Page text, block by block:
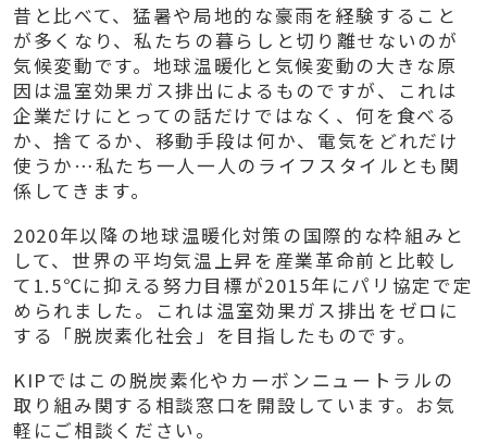
昔と比べて、猛暑や局地的な豪雨を経験すること
が多くなり、私たちの暮らしと切り離せないのが
気候変動です。地球温暖化と気候変動の大きな原
因は温室効果ガス排出によるものですが、これは
企業だけにとっての話だけではなく、何を食べる
か、捨てるか、移動手段は何か、電気をどれだけ
使うか…私たち一人一人のライフスタイルとも関
係してきます。
2020年以降の地球温暖化対策の国際的な枠組みと
して、世界の平均気温上昇を産業革命前と比較し
て1.5℃に抑える努力目標が2015年にパリ協定で定
められました。これは温室効果ガス排出をゼロに
する「脱炭素化社会」を目指したものです。
KIPではこの脱炭素化やカーボンニュートラルの
取り組み関する相談窓口を開設しています。お気
軽にご相談ください。